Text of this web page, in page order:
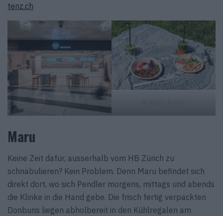
tenz.ch
© Sarah Brama
Maru
Keine Zeit dafür, ausserhalb vom HB Zürich zu
schnabulieren? Kein Problem. Denn Maru befindet sich
direkt dort, wo sich Pendler morgens, mittags und abends
die Klinke in die Hand gebe. Die frisch fertig verpackten
Donburis liegen abholbereit in den Kühlregalen am